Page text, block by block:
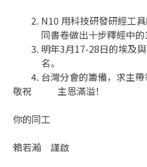
N10 用科技研發研經工
同書卷做出十步釋經中的
明年3月17-28日的埃及
名。
台灣分會的籌備，求主帶
敬祝 主恩滿溢！
你的同工
賴若瀚 謹啟